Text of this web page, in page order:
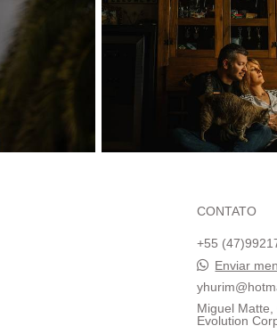
CONTATO
+55
Enviar
Miguel Matte,
Evolution